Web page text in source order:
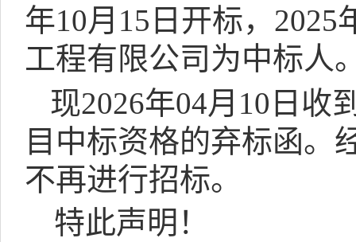
年10月15日开标，
工程有限公司为中标人
现2026年04月 10 日收
目中标资格的弃标函。
不再进行招标。
特此声明！